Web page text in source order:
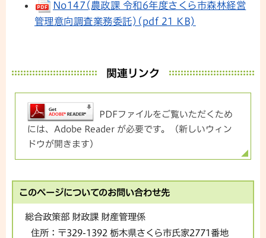
No147(農政課 令和6年度さくら市森林経営
管理意向調査業務委託)(pdf 21 KB)
関連リンク
PDFファイルをご覧いただくため
には、Adobe Reader が必要です。（新しいウィン
ドウが開きます）
このページについてのお問い合わせ先
総合政策部 財政課 財産管理係
住所： 〒329-1392 栃木県さくら市氏家2771番地